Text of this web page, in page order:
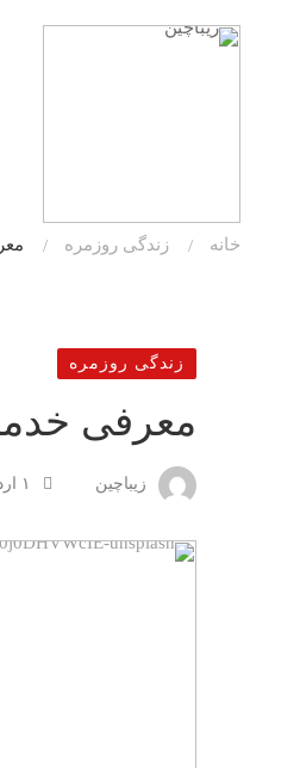
خانه زندگی روزمره
زندگی روزمره
معرفی
زیباچین